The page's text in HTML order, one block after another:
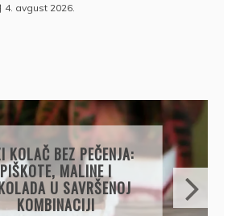
4. avgust 2026.
PAPRIKE SA
PIRINČEM NA
SOČAN I
RUČAK IZ JEDNE